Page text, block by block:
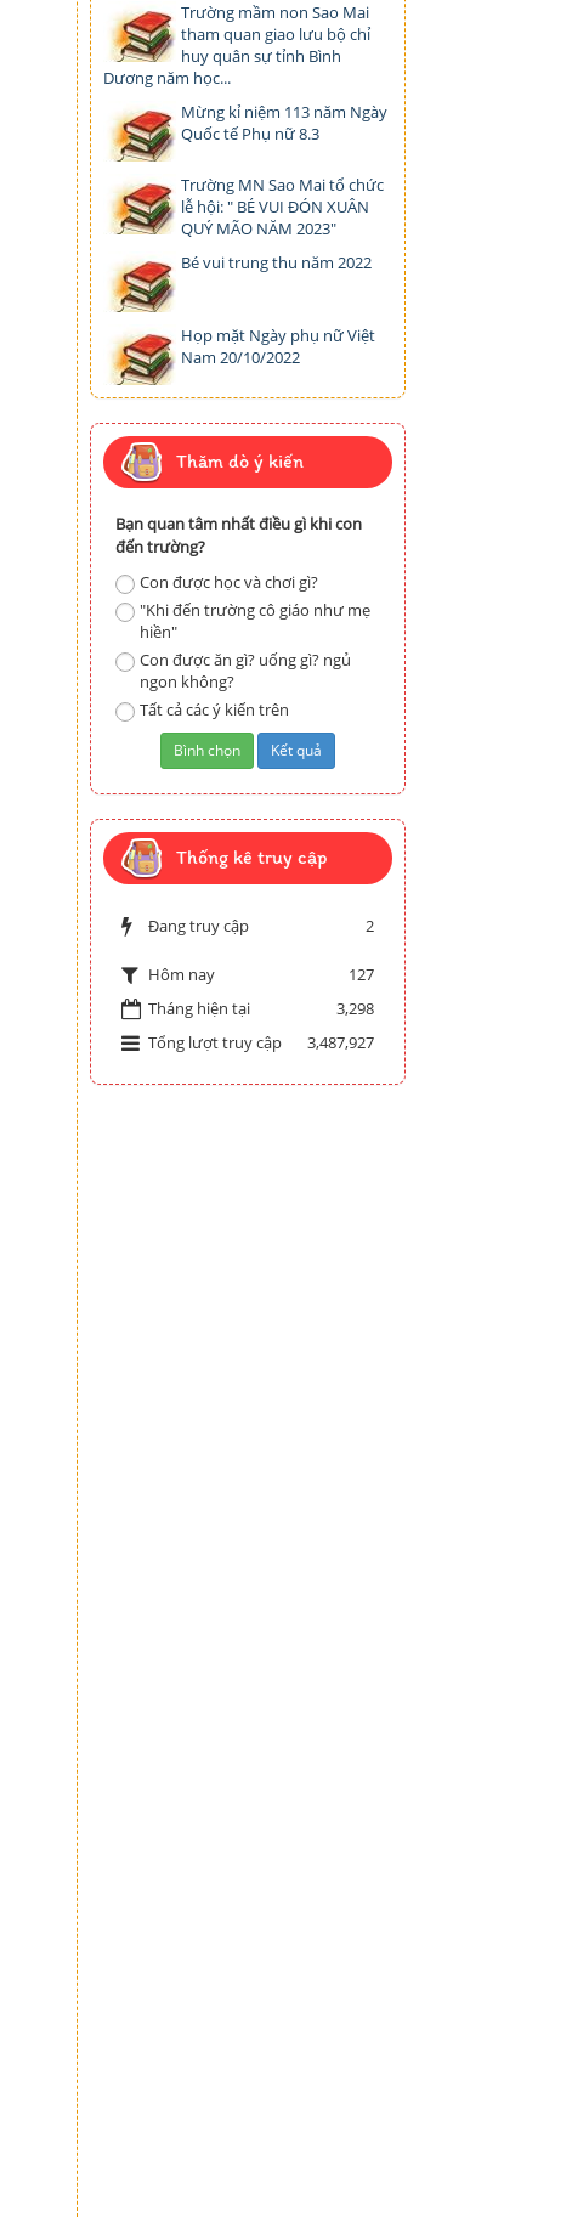
Trường mầm non Sao Mai
tham quan giao lưu bộ chỉ
huy quân sự tỉnh Bình
Dương năm học...
Mừng kỉ niệm 113 năm Ngày
Quốc tế Phụ nữ 8.3
Trường MN Sao Mai tổ chức
lễ hội: " BÉ VUI ĐÓN XUÂN
QUÝ MÃO NĂM 2023"
Bé vui trung thu năm 2022
Họp mặt Ngày phụ nữ Việt
Nam 20/10/2022
Thăm dò ý kiến
Bạn quan tâm nhất điều gì khi con
đến trường?
Con được học và chơi gì?
"Khi đến trường cô giáo như mẹ
hiền"
Con được ăn gì? uống gì? ngủ
ngon không?
Tất cả các ý kiến trên
Thống kê truy cập
Đang truy cập 2
Hôm nay
127
Tháng hiện tại
3,298
Tổng lượt truy cập
3,487,927